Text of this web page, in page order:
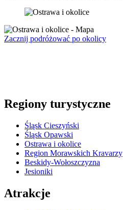
Zacznij podróżować po okolicy
Regiony turystyczne
Śląsk Cieszyński
Śląsk Opawski
Ostrawa i okolice
Region Morawskich Kravarzy
Beskidy-Wołoszczyzna
Jesioniki
Atrakcje